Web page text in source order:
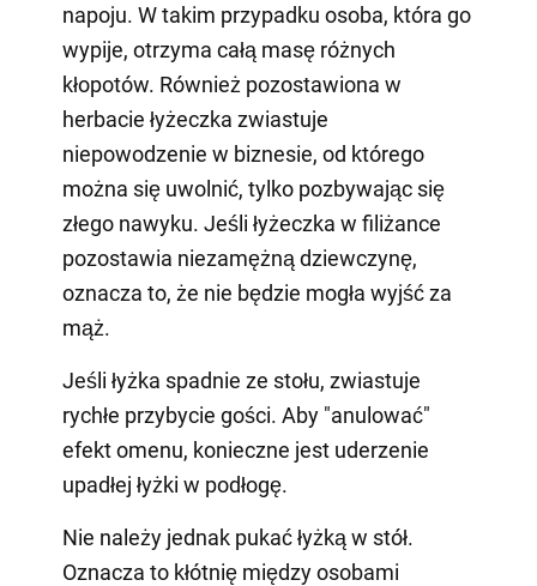
napoju. W takim przypadku osoba, która go
wypije, otrzyma całą masę różnych
kłopotów. Również pozostawiona w
herbacie łyżeczka zwiastuje
niepowodzenie w biznesie, od którego
można się uwolnić, tylko pozbywając się
złego nawyku. Jeśli łyżeczka w filiżance
pozostawia niezamężną dziewczynę,
oznacza to, że nie będzie mogła wyjść za
mąż.
Jeśli łyżka spadnie ze stołu, zwiastuje
rychłe przybycie gości. Aby "anulować"
efekt omenu, konieczne jest uderzenie
upadłej łyżki w podłogę.
Nie należy jednak pukać łyżką w stół.
Oznacza to kłótnię między osobami